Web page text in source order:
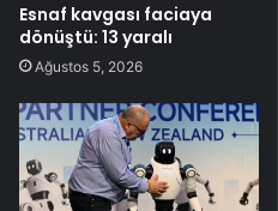
Esnaf kavgası faciaya
dönüştü: 13 yaralı
Ağustos 5, 2026